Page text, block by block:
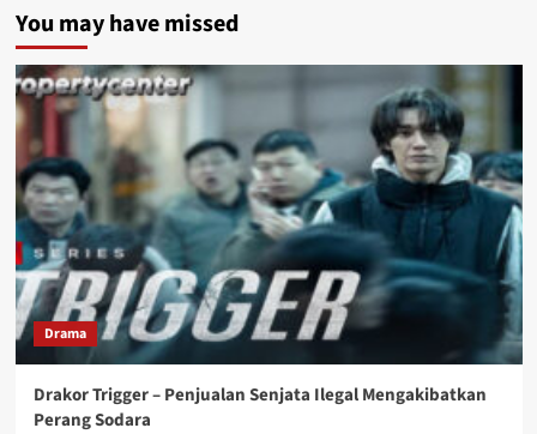
You may have missed
Drama
Drakor Trigger – Penjualan Senjata Ilegal Mengakibatkan
Perang Sodara